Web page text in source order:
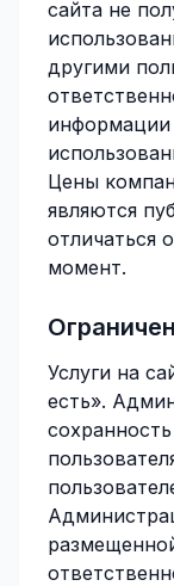
сайта не
другими
информации
Цены
являются
отличаться
момент.
Услуги на
есть».